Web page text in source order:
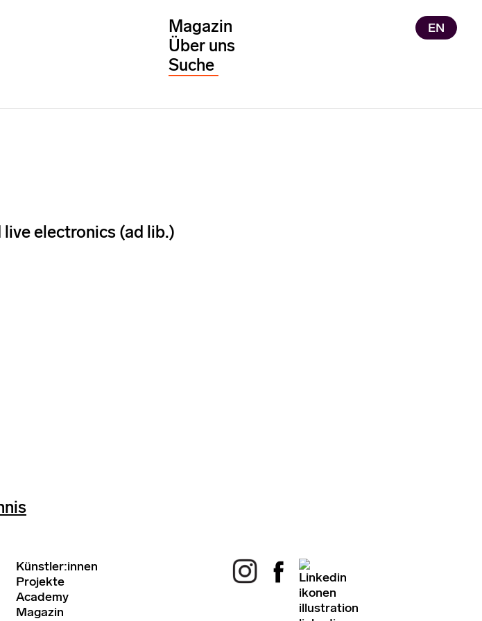
Magazin
Über uns
EN
electronics (ad lib.)
Künstler:innen
Projekte
Academy
Magazin